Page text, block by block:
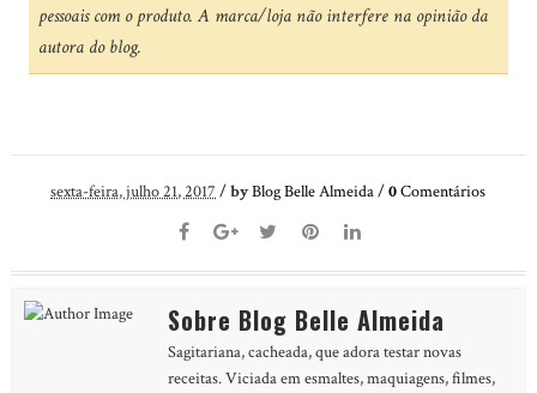
pessoais com o produto. A marca/loja não interfere na opinião da
autora do blog.
sexta-feira, julho 21, 2017/byBlog Belle Almeida/0Comentários
Sobre Blog Belle Almeida
Sagitariana, cacheada, que adora testar novas
receitas. Viciada em esmaltes, maquiagens, filmes,